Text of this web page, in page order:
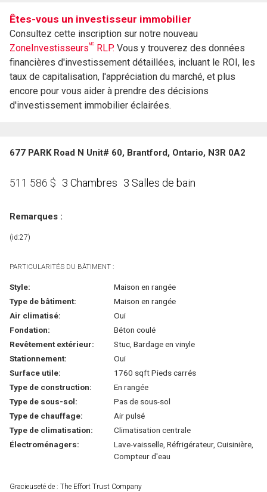
Êtes-vous un investisseur immobilier
Consultez cette inscription sur notre nouveau
ZoneInvestisseursMC RLP. Vous y trouverez des données
financières d'investissement détaillées, incluant le ROI, les
taux de capitalisation, l'appréciation du marché, et plus
encore pour vous aider à prendre des décisions
d'investissement immobilier éclairées.
677 PARK Road N Unit# 60, Brantford, Ontario, N3R 0A2
511 586 $ 3 Chambres 3 Salles de bain
Remarques :
(id:27)
PARTICULARITÉS DU BÂTIMENT :
Style:
Maison en rangée
Type de bâtiment:
Maison en rangée
Air climatisé:
Oui
Fondation:
Béton coulé
Revêtement extérieur:
Stuc, Bardage en vinyle
Stationnement:
Oui
Surface utile:
1760 sqft Pieds carrés
Type de construction:
En rangée
Type de sous-sol:
Pas de sous-sol
Type de chauffage:
Air pulsé
Type de climatisation:
Climatisation centrale
Électroménagers:
Lave-vaisselle, Réfrigérateur, Cuisinière,
Compteur d'eau
Gracieuseté de : The Effort Trust Company